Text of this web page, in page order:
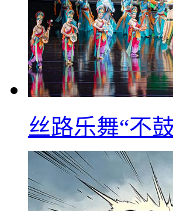
丝路乐舞“不